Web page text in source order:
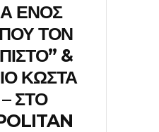
ΕΝΟΣ
ΤΟΝ
&
ΚΩΣΤΑ
ΣΤΟ